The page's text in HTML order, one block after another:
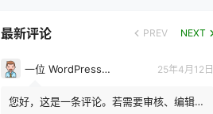
最新评论 PREV NEXT
一位 WordPress 评论者 25年4月12日
您好，这是一条评论。若需要审核、编辑或